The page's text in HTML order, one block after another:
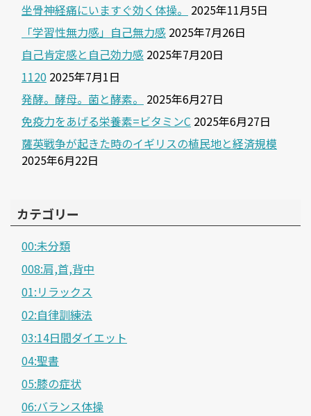
坐骨神経痛にいますぐ効く体操。
2025年11月5日
「学習性無力感」自己無力感 2025年7月26日
自己肯定感と自己効力感 2025年7月20日
1120 2025年7月1日
発酵。酵母。菌と酵素。
2025年6月27日
免疫力をあげる栄養素=ビタミンC 2025年6月27日
薩英戦争が起きた時のイギリスの植民地と経済規模
2025年6月22日
カテゴリー
00:未分類
008:肩,首,背中
01:リラックス
02:自律訓練法
03:14日間ダイエット
04:聖書
05:膝の症状
06:バランス体操